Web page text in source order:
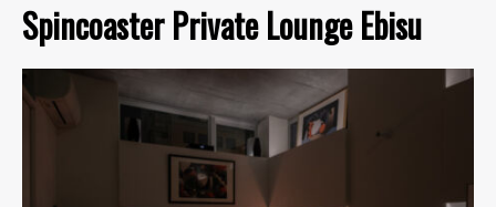
Spincoaster Private Lounge Ebisu